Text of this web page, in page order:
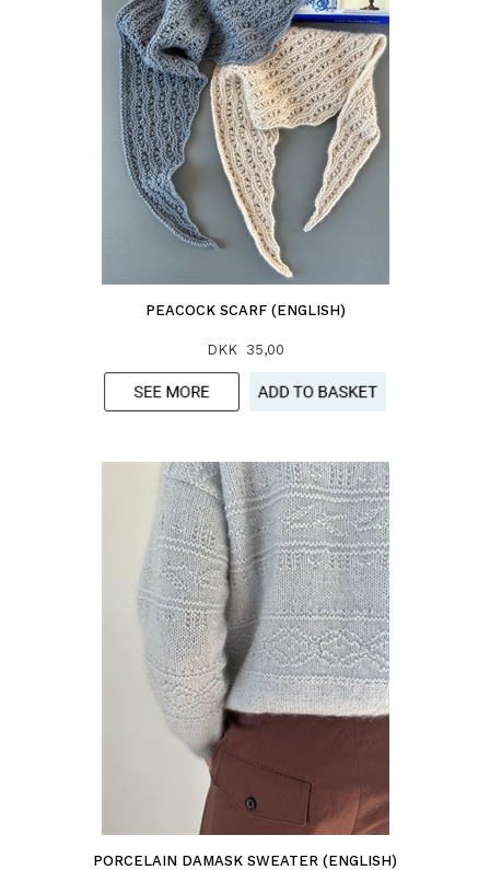
PEACOCK SCARF (ENGLISH)
DKK 35,00
PORCELAIN DAMASK SWEATER (ENGLISH)